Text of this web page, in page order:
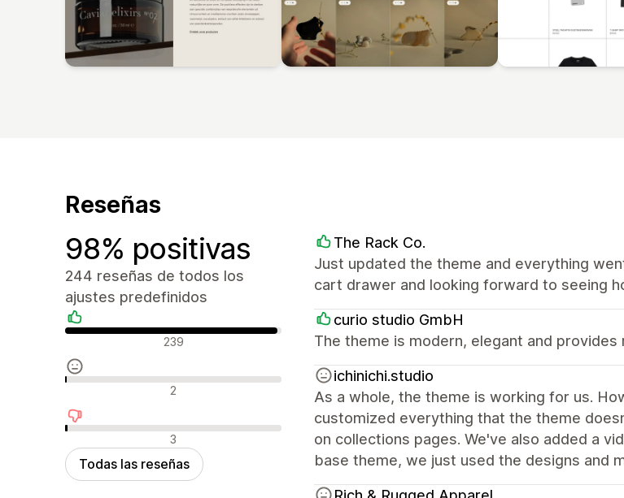
Reseñas
98% positivas
244 reseñas de todos los
ajustes predefinidos
Reseñas positivas239
Reseñas neutras 2
Reseñas negativas
3
Todas las reseñas
The Rack Co.
Just updated the theme and everything
cart drawer and looking forward to seeing
curio studio GmbH
The theme is modern, elegant and
ichinichi.studio
As a whole, the theme is working for us.
customized everything that the theme
on collections pages. We've also added a
base theme, we just used the designs and